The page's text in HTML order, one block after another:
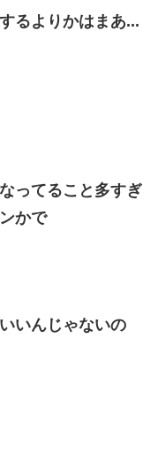
るよりかはまあ...
ってること多すぎ
かで
いんじゃないの